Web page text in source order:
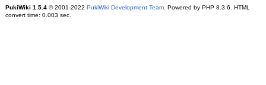
PukiWiki 1.5.4© 2001-2022 PukiWiki Development Team. Powered by PHP 8.3.6. HTML
convert time: 0.003 sec.